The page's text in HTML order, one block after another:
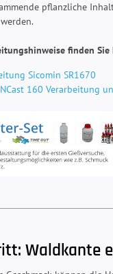
pflanzliche
finden Sie
Sicomin SR1670
160 Verarbeitung
Waldkante